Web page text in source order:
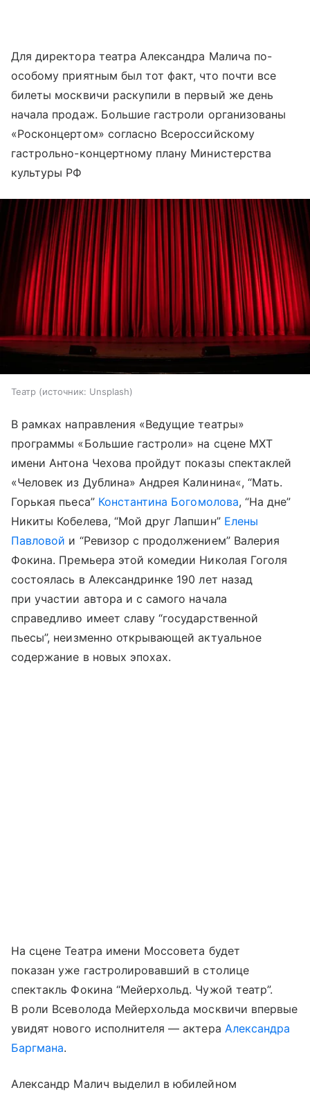
Для директора театра Александра Малича по-
особому приятным был тот факт, что почти все
билеты москвичи раскупили в первый же день
начала продаж. Большие гастроли организованы
«Росконцертом» согласно Всероссийскому
гастрольно-концертному плану Министерства
культуры РФ
Театр источник: Unsplash
В рамках направления «Ведущие театры»
программы «Большие гастроли» на сцене МХТ
имени Антона Чехова пройдут показы спектаклей
«Человек из Дублина» Андрея Калинина«, “Мать.
Горькая пьеса” Константина Богомолова, “На дне”
Никиты Кобелева, “Мой друг Лапшин” Елены
Павловой и “Ревизор с продолжением” Валерия
Фокина. Премьера этой комедии Николая Гоголя
состоялась в Александринке 190 лет назад
при участии автора и с самого начала
справедливо имеет славу “государственной
пьесы”, неизменно открывающей актуальное
содержание в новых эпохах.
На сцене Театра имени Моссовета будет
показан уже гастролировавший в столице
спектакль Фокина “Мейерхольд. Чужой театр”.
В роли Всеволода Мейерхольда москвичи впервые
увидят нового исполнителя — актера Александра
Баргмана.
Александр Малич выделил в юбилейном